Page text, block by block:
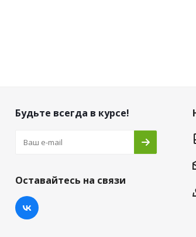
Будьте всегда в курсе!
Оставайтесь на связи